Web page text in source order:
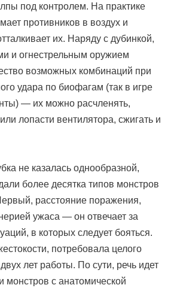
под контролем. На практике
противников в воздух и
их. Наряду с дубинкой,
и огнестрельным оружием
возможных комбинаций при
удара по биофагам (так в игре
— их можно расчленять,
лопасти вентилятора, сжигать и
не казалась однообразной,
более десятка типов монстров
расстояние поражения,
ужаса — он отвечает за
в которых следует бояться.
потребовала целого
лет работы. По сути, речь идет
монстров с анатомической